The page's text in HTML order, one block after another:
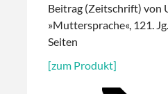
Beitrag (Zeitschrift) von
»Muttersprache«, 121.
Seiten
[zum Produkt]